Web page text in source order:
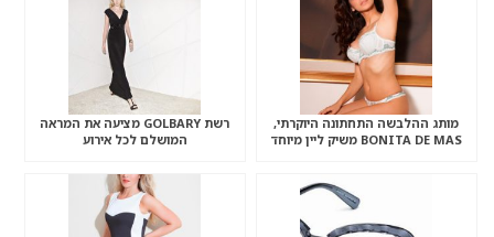
מותג ההלבשה התחתונה היוקרתי,
BONITA DE MAS משיק ליין מיוחד
רשת GOLBARY מציעה את המראה
המושלם לכל אירוע